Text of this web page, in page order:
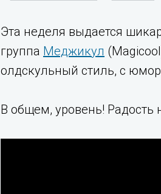
Эта неделя выдается
группа Меджикул
олдскульный стиль, с
В общем, уровень! Радость